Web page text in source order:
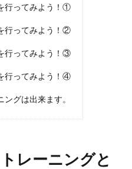
ても自転車に乗りたい！横
転車は、とても気持ちが良いもの
かし、毎日が晴れ、というわけに
行ってみよう！①
行ってみよう！②
行ってみよう！③
行ってみよう！④
グは出来ます。
レーニングと